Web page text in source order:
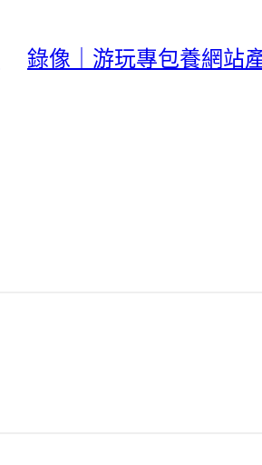
錄像｜游玩專包養網站